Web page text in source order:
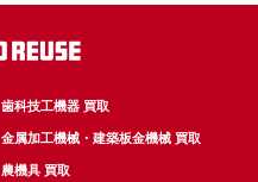
歯科技工機器 買取
金属加工機械・建築板金機械 買取
農機具 買取